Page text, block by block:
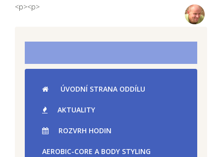
<p><p>
ÚVODNÍ STRANA ODDÍLU
AKTUALITY
ROZVRH HODIN
AEROBIC-CORE A BODY STYLING